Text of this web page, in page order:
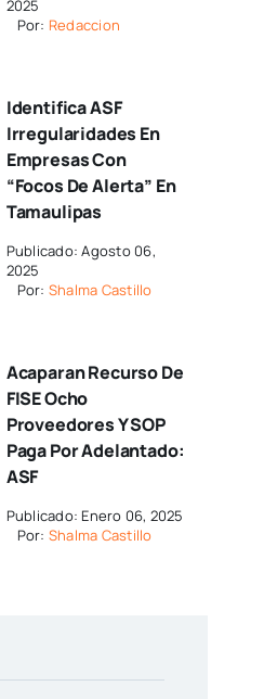
2025
Por: Redaccion
Identifica ASF
Irregularidades En
Empresas Con
“focos De Alerta” En
Tamaulipas
Publicado: Agosto 06,
2025
Por: Shalma Castillo
Acaparan Recurso De
FISE Ocho
Proveedores Y SOP
Paga Por Adelantado:
ASF
Publicado: Enero 06, 2025
Por: Shalma Castillo